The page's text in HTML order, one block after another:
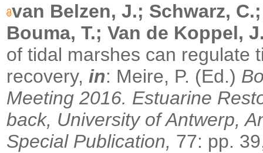
van Belzen, J.; Schwarz,
Bouma, T.; Van de Koppel,
of tidal marshes can regulate
recovery, in: Meire, P. (Ed.)
Meeting 2016. Estuarine
back, University of Antwerp,
Special Publication, 77: pp.